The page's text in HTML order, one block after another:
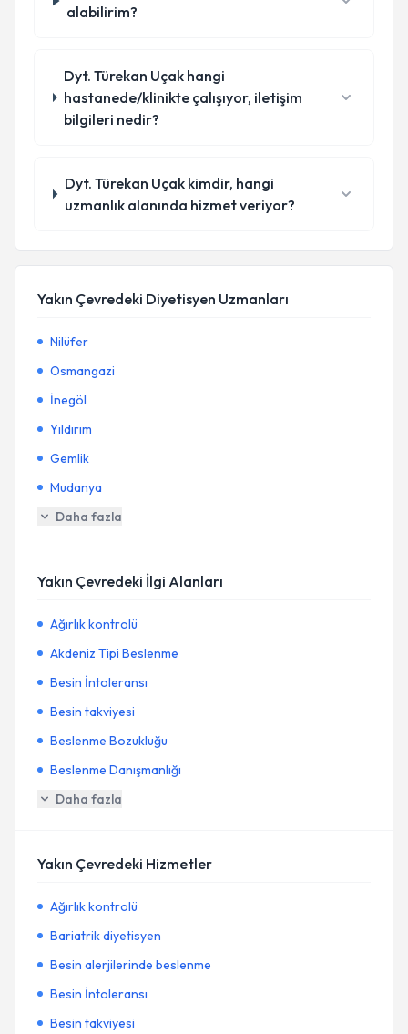
alabilirim?
Dyt. Türekan Uçak hangi
hastanede/klinikte çalışıyor, iletişim
bilgileri nedir?
Dyt. Türekan Uçak kimdir, hangi
uzmanlık alanında hizmet veriyor?
Yakın Çevredeki Diyetisyen Uzmanları
Nilüfer
Osmangazi
İnegöl
Yıldırım
Gemlik
Mudanya
Daha fazla
Yakın Çevredeki İlgi Alanları
Ağırlık kontrolü
Akdeniz Tipi Beslenme
Besin İntoleransı
Besin takviyesi
Beslenme Bozukluğu
Beslenme Danışmanlığı
Daha fazla
Yakın Çevredeki Hizmetler
Ağırlık kontrolü
Bariatrik diyetisyen
Besin alerjilerinde beslenme
Besin İntoleransı
Besin takviyesi